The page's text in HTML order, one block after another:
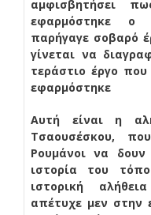
αμφισβητήσει
εφαρμόστηκε ο
παρήγαγε σοβαρό
γίνεται να
τεράστιο έργο
εφαρμόστηκε
Αυτή είναι η
Τσαουσέσκου,
Ρουμάνοι να
ιστορία του
ιστορική
απέτυχε μεν στην